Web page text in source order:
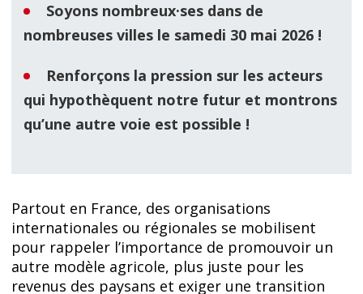
Soyons nombreux·ses dans de
nombreuses villes le samedi 30 mai 2026 !
Renforçons la pression sur les acteurs
qui hypothèquent notre futur et montrons
qu’une autre voie est possible !
Partout en France, des organisations
internationales ou régionales se mobilisent
pour rappeler l’importance de promouvoir un
autre modèle agricole, plus juste pour les
revenus des paysans et exiger une transition